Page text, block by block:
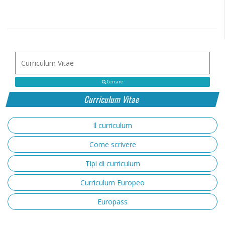
Cercare
Curriculum Vitae
Il curriculum
Come scrivere
Tipi di curriculum
Curriculum Europeo
Europass